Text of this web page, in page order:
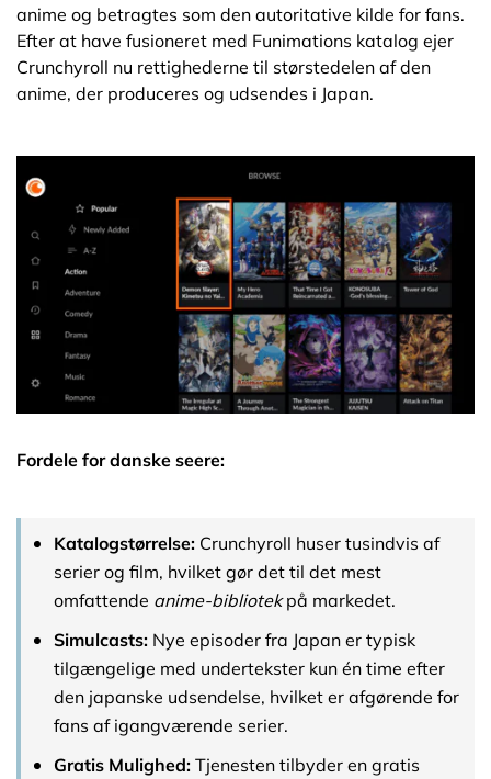
anime og betragtes som den autoritative kilde for fans.
Efter at have fusioneret med Funimations katalog ejer
Crunchyroll nu rettighederne til størstedelen af den
anime, der produceres og udsendes i Japan.
Fordele for danske seere:
Katalogstørrelse: Crunchyroll huser tusindvis af
serier og film, hvilket gør det til det mest
omfattende anime-bibliotekpå markedet.
Simulcasts: Nye episoder fra Japan er typisk
tilgængelige med undertekster kun én time efter
den japanske udsendelse, hvilket er afgørende for
fans af igangværende serier.
Gratis Mulighed:Tjenesten tilbyder en gratis